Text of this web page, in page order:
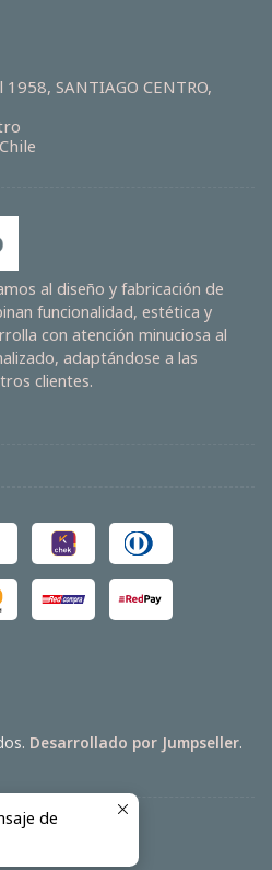
SANTIAGO CENTRO,
al diseño y fabricación de
funcionalidad, estética y
con atención minuciosa al
adaptándose a las
clientes.
Desarrollado por Jumpseller.
de